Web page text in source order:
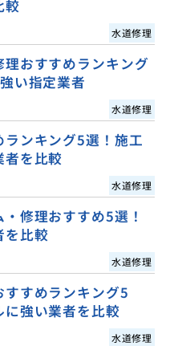
較
水道修理
おすすめランキング
い指定業者
水道修理
ンキング5選！施工
者を比較
水道修理
修理おすすめ5選！
を比較
水道修理
すめランキング5
強い業者を比較
水道修理